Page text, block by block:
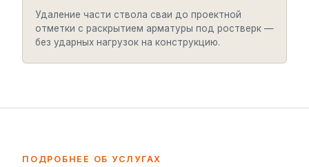
Удаление части ствола сваи до проектной
отметки с раскрытием арматуры под ростверк —
без ударных нагрузок на конструкцию.
ПОДРОБНЕЕ ОБ УСЛУГАХ